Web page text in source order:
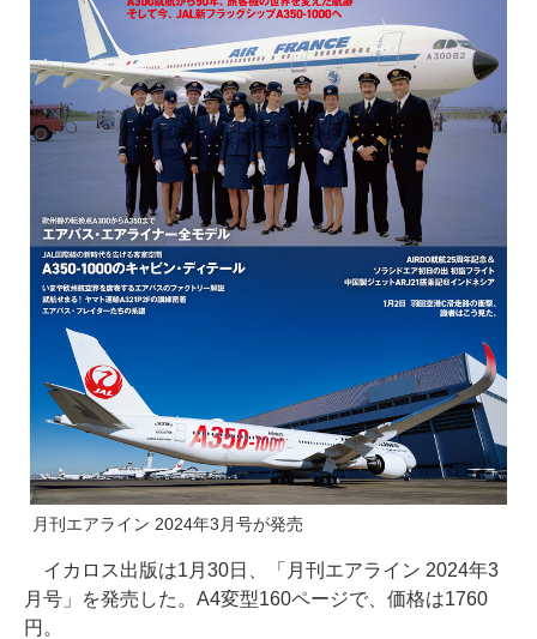
月刊エアライン 2024年3月号が発売
イカロス出版は1月30日、「月刊エアライン 2024年3
月号」を発売した。A4変型160ページで、価格は1760
円。